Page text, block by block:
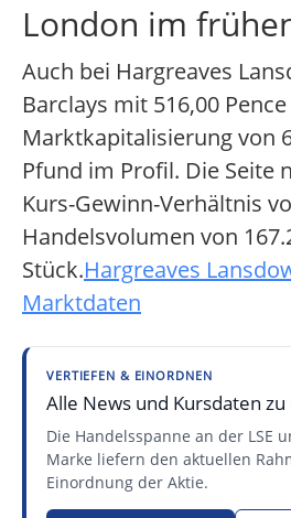
London im
Auch bei Hargreaves
Barclays mit 516,00
Marktkapitalisierung von
Pfund im Profil. Die Seite
Kurs-Gewinn-Verhältnis
Handelsvolumen von
Stück.Hargreaves
Marktdaten
VERTIEFEN & EINORDNEN
Alle News und Kursdaten zu
Die Handelsspanne an der LSE
Marke liefern den aktuellen
Einordnung der Aktie.